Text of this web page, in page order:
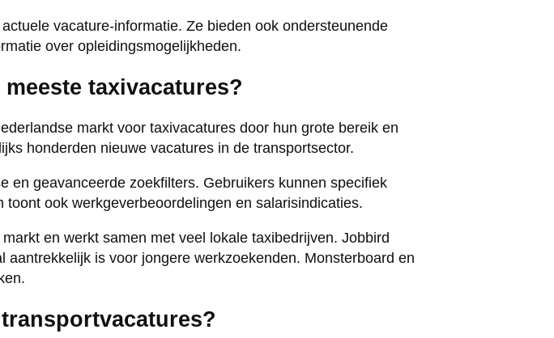
vacature-informatie. Ze bieden ook ondersteunende
over opleidingsmogelijkheden.
taxivacatures?
markt voor taxivacatures door hun grote bereik en
honderden nieuwe vacatures in de transportsector.
en geavanceerde zoekfilters. Gebruikers kunnen specifiek
toont ook werkgeverbeoordelingen en salarisindicaties.
en werkt samen met veel lokale taxibedrijven. Jobbird
is voor jongere werkzoekenden. Monsterboard en